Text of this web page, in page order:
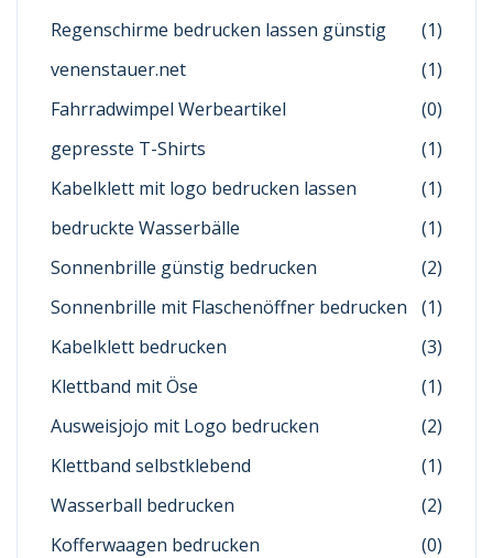
Regenschirme bedrucken lassen günstig
(1)
venenstauer.net
(1)
Fahrradwimpel Werbeartikel
(0)
gepresste T-Shirts
(1)
Kabelklett mit logo bedrucken lassen
(1)
bedruckte Wasserbälle
(1)
Sonnenbrille günstig bedrucken
(2)
Sonnenbrille mit Flaschenöffner bedrucken
(1)
Kabelklett bedrucken
(3)
Klettband mit Öse
(1)
Ausweisjojo mit Logo bedrucken
(2)
Klettband selbstklebend
(1)
Wasserball bedrucken
(2)
Kofferwaagen bedrucken
(0)